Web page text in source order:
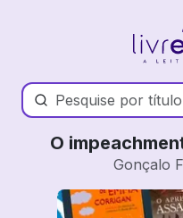
O
Gonçalo